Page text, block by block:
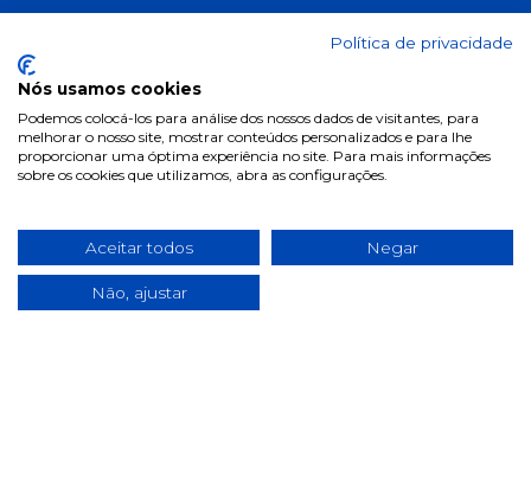
Informações
Termos & Condições
Política de privacidade
Condições de campanhas
Últimas notícias & Blog
Política de privacidade
Nós usamos cookies
Podemos colocá-los para análise dos nossos dados de visitantes, para
melhorar o nosso site, mostrar conteúdos personalizados e para lhe
proporcionar uma óptima experiência no site. Para mais informações
sobre os cookies que utilizamos, abra as configurações.
Aceitar todos Negar
Não, ajustar